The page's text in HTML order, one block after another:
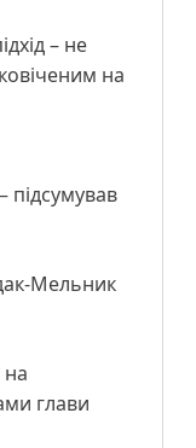
– не
на
підсумував
Мельник
глави